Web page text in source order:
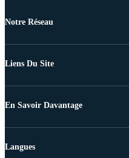
Notre Réseau
Liens Du Site
En Savoir Davantage
Langues